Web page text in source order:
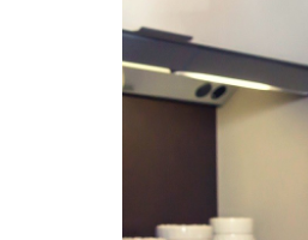
proste życie